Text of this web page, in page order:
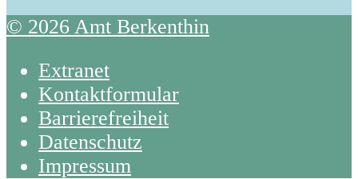
© 2026 Amt Berkenthin
Extranet
Kontaktformular
Barrierefreiheit
Datenschutz
Impressum